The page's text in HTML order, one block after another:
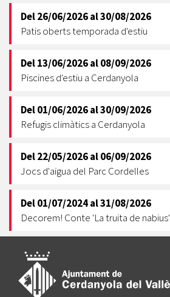
Del26/06/2026al30/08/2026
Patis oberts temporada d'estiu
Del13/06/2026al08/09/2026
Piscines d'estiu a Cerdanyola
Del01/06/2026al30/09/2026
Refugis climàtics a Cerdanyola
Del22/05/2026al06/09/2026
Jocs d'aigua del Parc Cordelles
Del01/07/2024al31/08/2026
Decorem! Conte 'La truita de nabius'